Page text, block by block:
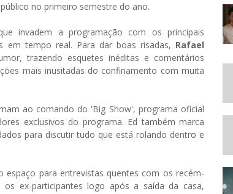
no primeiro semestre do ano.
invadem a programação com os principais
em tempo real. Para dar boas risadas, Rafael
trazendo esquetes inéditas e comentários
mais inusitadas do confinamento com muita
ao comando do 'Big Show', programa oficial
exclusivos do programa. Ed também marca
para discutir tudo que está rolando dentro e
para entrevistas quentes com os recém-
os ex-participantes logo após a saída da casa,